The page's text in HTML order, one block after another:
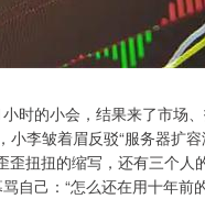
时的小会，结果来了市场
李皱着眉反驳“服务器扩
扭扭的缩写，还有三个人
自己：“怎么还在用十年前
1.02% 深证